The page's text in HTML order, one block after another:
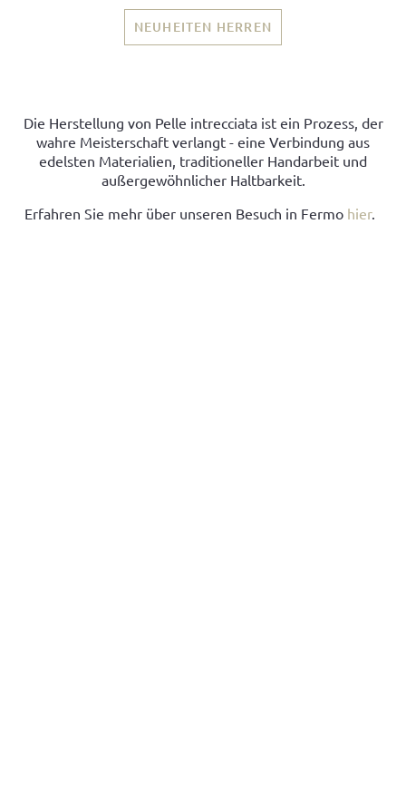
NEUHEITEN HERREN
Die Herstellung von Pelle intrecciata ist ein Prozess, der
wahre Meisterschaft verlangt - eine Verbindung aus
edelsten Materialien, traditioneller Handarbeit und
außergewöhnlicher Haltbarkeit.
Erfahren Sie mehr über unseren Besuch in Fermo hier.